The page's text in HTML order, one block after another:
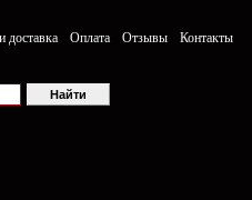
доставка Оплата Отзывы
Контакты